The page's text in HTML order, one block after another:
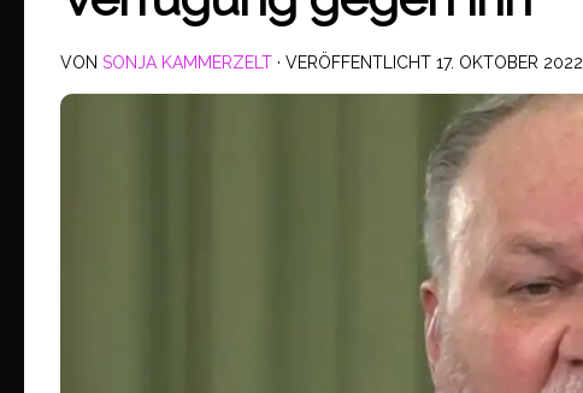
VON SONJA KAMMERZELT · VERÖFFENTLICHT 17. OKTOBER 2022